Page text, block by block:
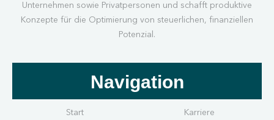
Unternehmen sowie Privatpersonen und schafft produktive
Konzepte für die Optimierung von steuerlichen, finanziellen
Potenzial.
Navigation
Start
Karriere